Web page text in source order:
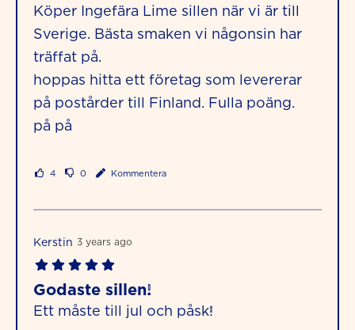
Köper Ingefära Lime sillen när vi är till
Sverige. Bästa smaken vi någonsin har
träffat på.
hoppas hitta ett företag som levererar
på postårder till Finland. Fulla poäng.
på på
4 0 Kommentera
Kerstin 3 years ago
Godaste sillen!
Ett måste till jul och påsk!